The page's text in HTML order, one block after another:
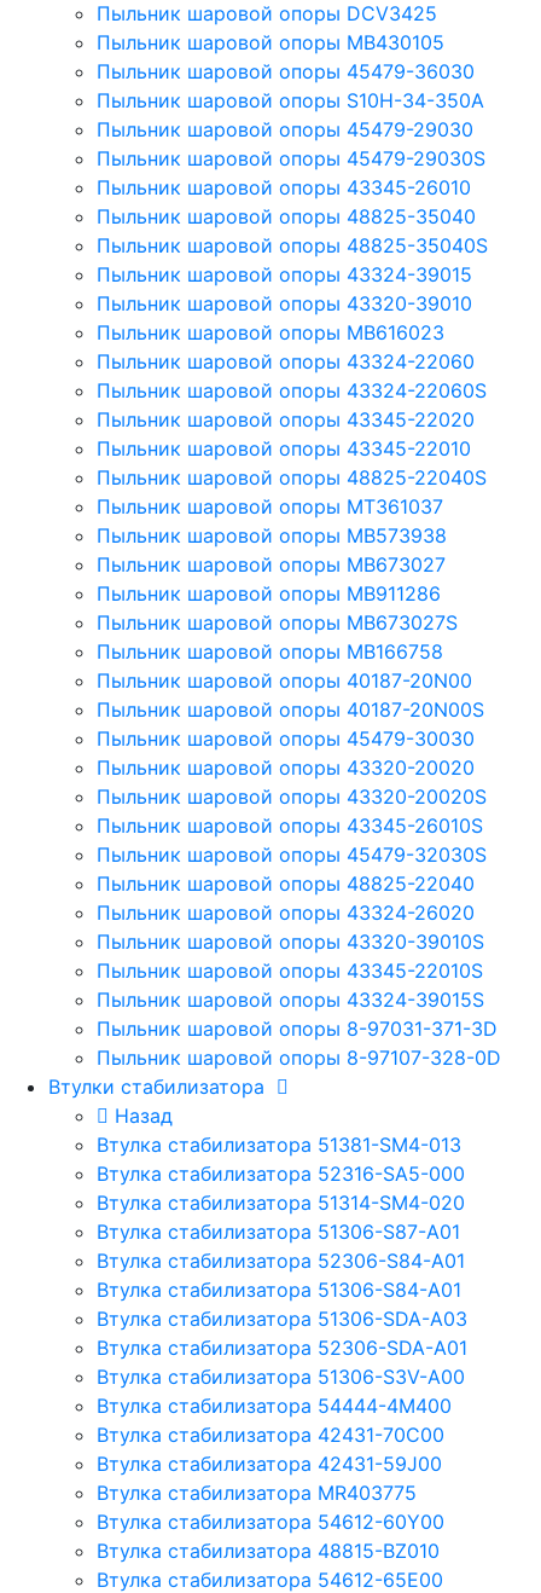
Пыльник шаровой опоры DCV3425
Пыльник шаровой опоры MB430105
Пыльник шаровой опоры 45479-36030
Пыльник шаровой опоры S10H-34-350A
Пыльник шаровой опоры 45479-29030
Пыльник шаровой опоры 45479-29030S
Пыльник шаровой опоры 43345-26010
Пыльник шаровой опоры 48825-35040
Пыльник шаровой опоры 48825-35040S
Пыльник шаровой опоры 43324-39015
Пыльник шаровой опоры 43320-39010
Пыльник шаровой опоры MB616023
Пыльник шаровой опоры 43324-22060
Пыльник шаровой опоры 43324-22060S
Пыльник шаровой опоры 43345-22020
Пыльник шаровой опоры 43345-22010
Пыльник шаровой опоры 48825-22040S
Пыльник шаровой опоры MT361037
Пыльник шаровой опоры MB573938
Пыльник шаровой опоры MB673027
Пыльник шаровой опоры MB911286
Пыльник шаровой опоры MB673027S
Пыльник шаровой опоры MB166758
Пыльник шаровой опоры 40187-20N00
Пыльник шаровой опоры 40187-20N00S
Пыльник шаровой опоры 45479-30030
Пыльник шаровой опоры 43320-20020
Пыльник шаровой опоры 43320-20020S
Пыльник шаровой опоры 43345-26010S
Пыльник шаровой опоры 45479-32030S
Пыльник шаровой опоры 48825-22040
Пыльник шаровой опоры 43324-26020
Пыльник шаровой опоры 43320-39010S
Пыльник шаровой опоры 43345-22010S
Пыльник шаровой опоры 43324-39015S
Пыльник шаровой опоры 8-97031-371-3D
Пыльник шаровой опоры 8-97107-328-0D
Втулки стабилизатора
Назад
Втулка стабилизатора 51381-SM4-013
Втулка стабилизатора 52316-SA5-000
Втулка стабилизатора 51314-SM4-020
Втулка стабилизатора 51306-S87-A01
Втулка стабилизатора 52306-S84-A01
Втулка стабилизатора 51306-S84-A01
Втулка стабилизатора 51306-SDA-A03
Втулка стабилизатора 52306-SDA-A01
Втулка стабилизатора 51306-S3V-A00
Втулка стабилизатора 54444-4M400
Втулка стабилизатора 42431-70С00
Втулка стабилизатора 42431-59J00
Втулка стабилизатора MR403775
Втулка стабилизатора 54612-60Y00
Втулка стабилизатора 48815-BZ010
Втулка стабилизатора 54612-65Е00